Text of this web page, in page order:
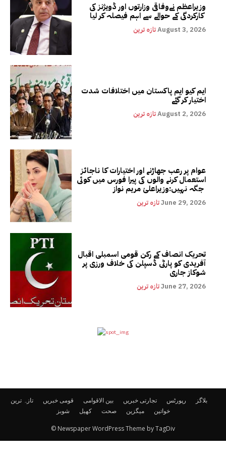
وزیراعظم نےوفاقی وزارتوں اور ڈویژنز کی
کارکردگی کے حوالے سے اہم فیصلہ کر لیا
تازہ ترینAugust 3, 2026
ایم کیو ایم پاکستان میں اختلافات شدت
اختیار کر گئے
تازہ ترینAugust 2, 2026
عوام پر رعب جھاڑنے اور اختیارات کا ناجائز
استعمال کرنے والوں کی پیرا فورس میں کوئی
تازہ ترینJune 29, 2026
تحریک انصاف کے رکن قومی اسمبلی اقبال
آفریدی کو پارٹی ڈسپلن کی خلاف ورزی پر
شوکاز جاری
تازہ ترینJune 27, 2026
تازہ ترین قومی خبریں بین الاقوامی تجارتی خبریں رپورٹس
بلاگز
شوبز
کھیل صحت میگزین خواتین
© Newspaper WordPress Theme by TagDiv